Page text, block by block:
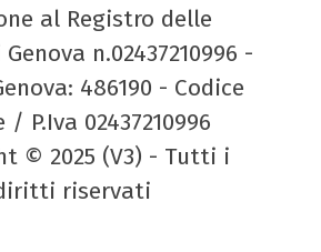
al Registro delle
n.02437210996 -
486190 - Codice
/ P.Iva 02437210996
© 2025 (V3) - Tutti i
riservati